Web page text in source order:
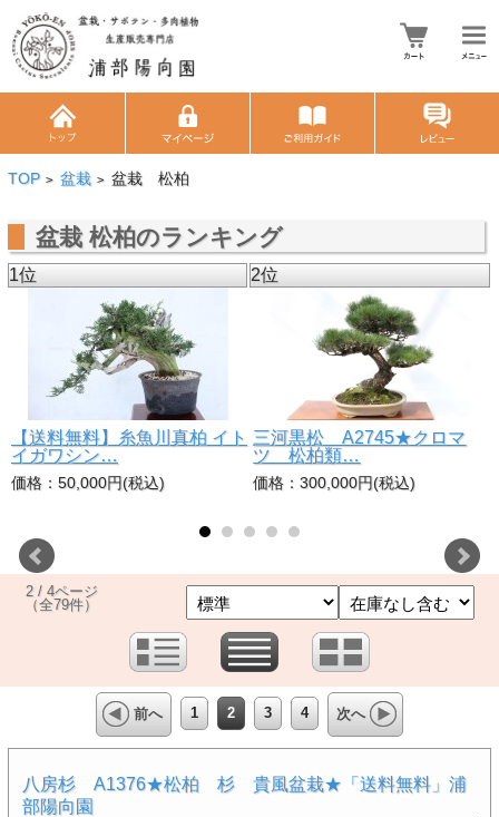
TOP > 盆栽 > 盆栽 松柏
盆栽 松柏のランキング
1位
【送料無料】糸魚川真柏 イト
イガワシン…
価格：50,000円(税込)
2位
三河黒松 A2745★クロマ
ツ 松柏類…
価格：300,000円(税込)
2 / 4ページ
（全79件）
前へ 1 2 3 4 次へ
八房杉 A1376★松柏 杉 貴風盆栽★「送料無料」浦
部陽向園